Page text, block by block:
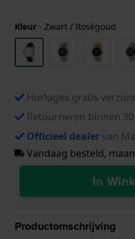
Kleur - Zwart / Roségoud
Horloges gratis
Retourneren binnen
Officieel dealervan
Vandaag besteld,
In
Productomschrijving